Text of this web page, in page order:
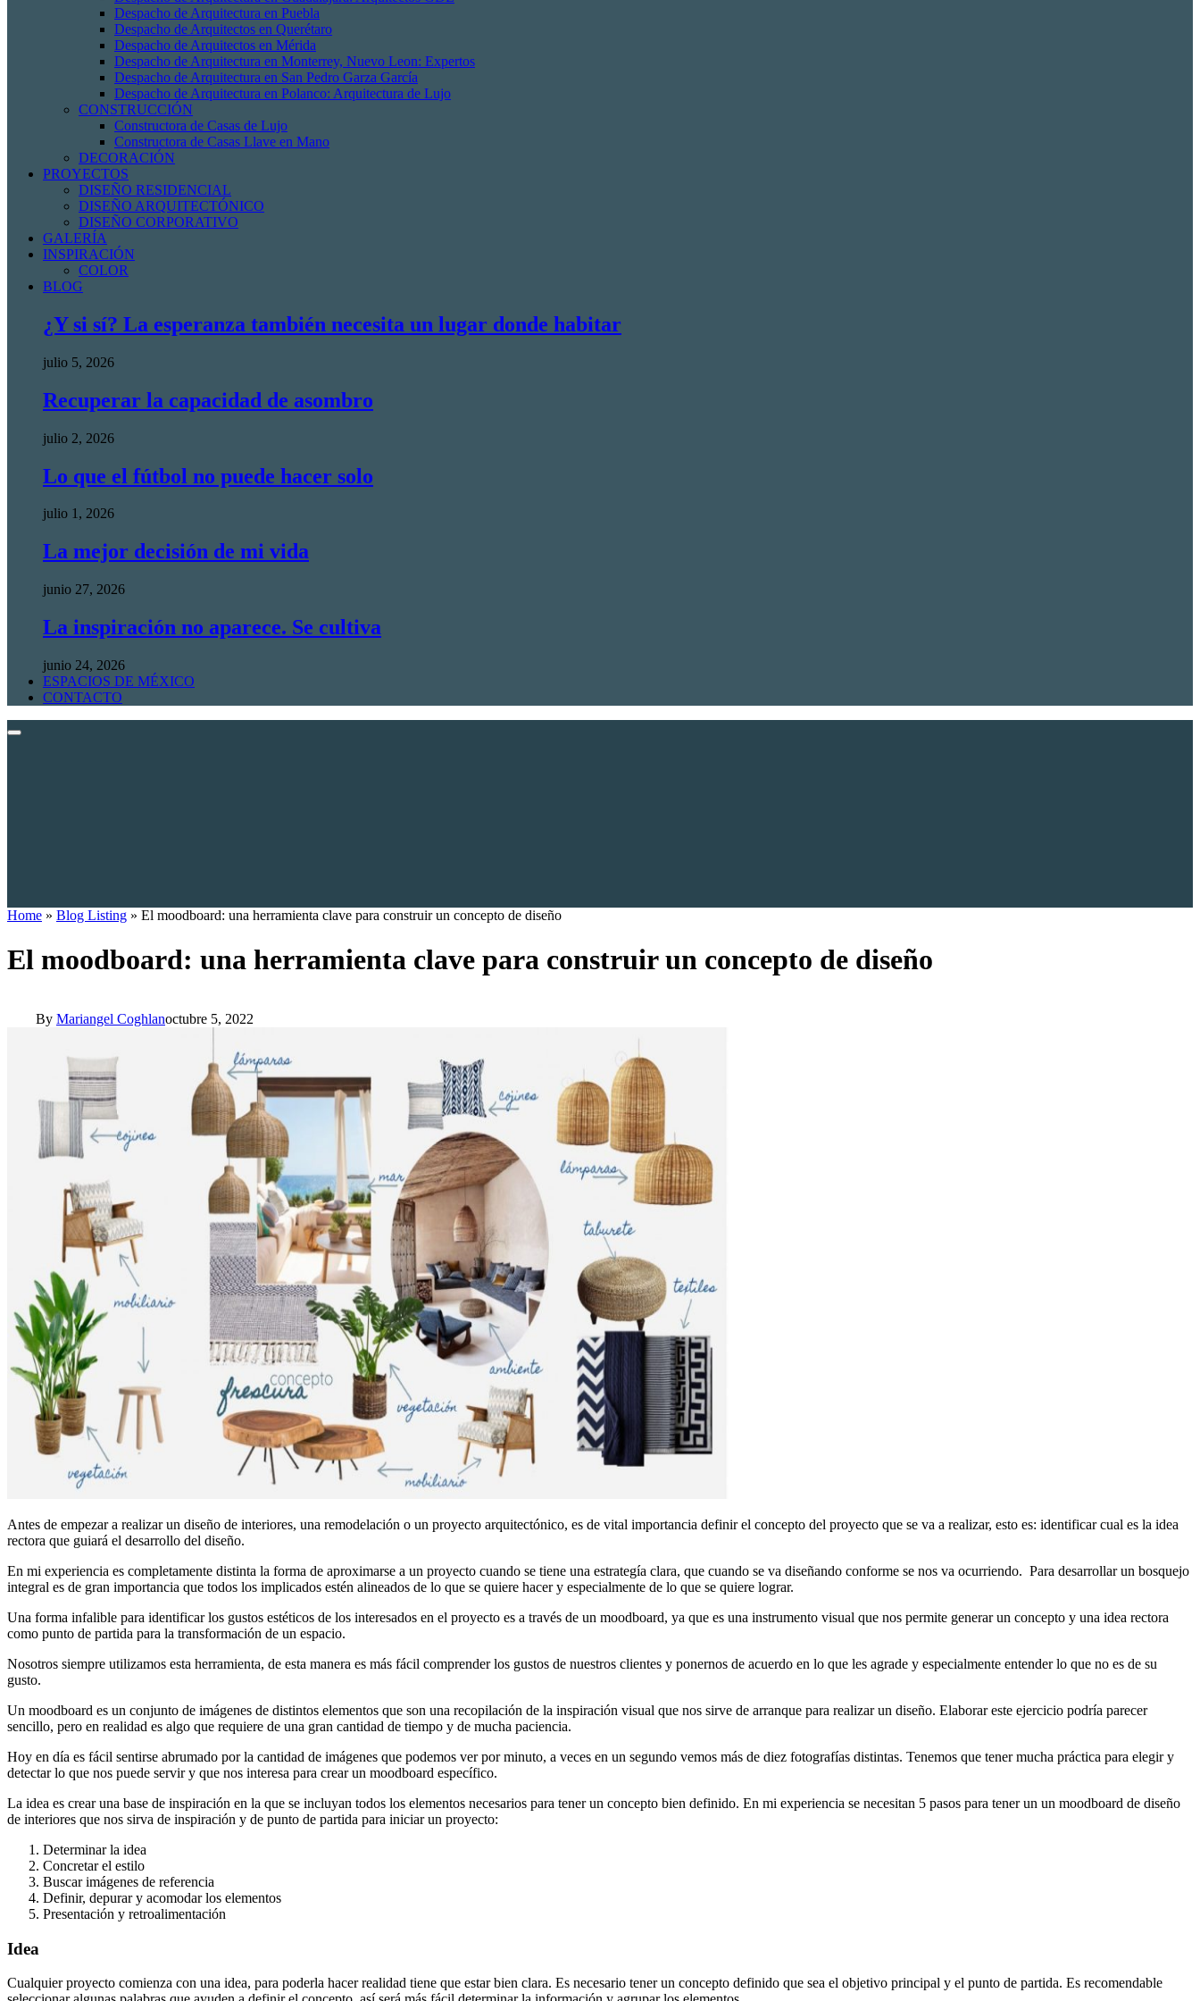
Despacho de Arquitectura en Puebla
Despacho de Arquitectos en Querétaro
Despacho de Arquitectos en Mérida
Despacho de Arquitectura en Monterrey, Nuevo Leon: Expertos
Despacho de Arquitectura en San Pedro Garza García
Despacho de Arquitectura en Polanco: Arquitectura de Lujo
CONSTRUCCIÓN
Constructora de Casas de Lujo
Constructora de Casas Llave en Mano
DECORACIÓN
PROYECTOS
DISEÑO RESIDENCIAL
DISEÑO ARQUITECTÓNICO
DISEÑO CORPORATIVO
GALERÍA
INSPIRACIÓN
COLOR
BLOG
¿Y si sí? La esperanza también necesita un lugar donde habitar
julio 5, 2026
Recuperar la capacidad de asombro
julio 2, 2026
Lo que el fútbol no puede hacer solo
julio 1, 2026
La mejor decisión de mi vida
junio 27, 2026
La inspiración no aparece. Se cultiva
junio 24, 2026
ESPACIOS DE MÉXICO
CONTACTO
Home » Blog Listing » El moodboard: una herramienta clave para construir un concepto de diseño
El moodboard: una herramienta clave para construir un concepto de diseño
By Mariangel Coghlanoctubre 5, 2022
Antes de empezar a realizar un diseño de interiores, una remodelación o un proyecto arquitectónico, es de vital importancia definir el concepto del proyecto que se va a realizar, esto es: identificar cual es la idea
rectora que guiará el desarrollo del diseño.
En mi experiencia es completamente distinta la forma de aproximarse a un proyecto cuando se tiene una estrategía clara, que cuando se va diseñando conforme se nos va ocurriendo. Para desarrollar un bosquejo
integral es de gran importancia que todos los implicados estén alineados de lo que se quiere hacer y especialmente de lo que se quiere lograr.
Una forma infalible para identificar los gustos estéticos de los interesados en el proyecto es a través de un moodboard, ya que es una instrumento visual que nos permite generar un concepto y una idea rectora
como punto de partida para la transformación de un espacio.
Nosotros siempre utilizamos esta herramienta, de esta manera es más fácil comprender los gustos de nuestros clientes y ponernos de acuerdo en lo que les agrade y especialmente entender lo que no es de su
gusto.
Un moodboard es un conjunto de imágenes de distintos elementos que son una recopilación de la inspiración visual que nos sirve de arranque para realizar un diseño. Elaborar este ejercicio podría parecer
sencillo, pero en realidad es algo que requiere de una gran cantidad de tiempo y de mucha paciencia.
Hoy en día es fácil sentirse abrumado por la cantidad de imágenes que podemos ver por minuto, a veces en un segundo vemos más de diez fotografías distintas. Tenemos que tener mucha práctica para elegir y
detectar lo que nos puede servir y que nos interesa para crear un moodboard específico.
La idea es crear una base de inspiración en la que se incluyan todos los elementos necesarios para tener un concepto bien definido. En mi experiencia se necesitan 5 pasos para tener un un moodboard de diseño
de interiores que nos sirva de inspiración y de punto de partida para iniciar un proyecto:
Determinar la idea
Concretar el estilo
Buscar imágenes de referencia
Definir, depurar y acomodar los elementos
Presentación y retroalimentación
Idea
Cualquier proyecto comienza con una idea, para poderla hacer realidad tiene que estar bien clara. Es necesario tener un concepto definido que sea el objetivo principal y el punto de partida. Es recomendable